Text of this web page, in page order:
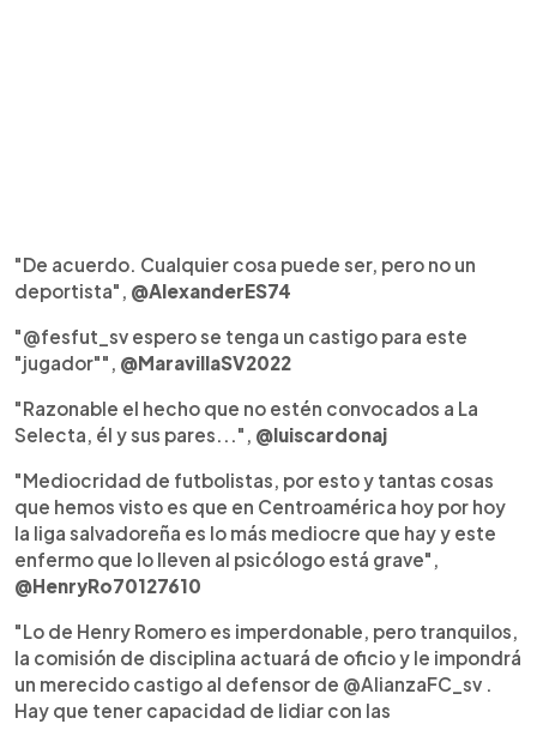
"De acuerdo. Cualquier cosa puede ser, pero no un
deportista", @AlexanderES74
"@fesfut_sv espero se tenga un castigo para este
"jugador"", @MaravillaSV2022
"Razonable el hecho que no estén convocados a La
Selecta, él y sus pares...", @luiscardonaj
"Mediocridad de futbolistas, por esto y tantas cosas
que hemos visto es que en Centroamérica hoy por hoy
la liga salvadoreña es lo más mediocre que hay y este
enfermo que lo lleven al psicólogo está grave",
@HenryRo70127610
"Lo de Henry Romero es imperdonable, pero tranquilos,
la comisión de disciplina actuará de oficio y le impondrá
un merecido castigo al defensor de @AlianzaFC_sv .
Hay que tener capacidad de lidiar con las